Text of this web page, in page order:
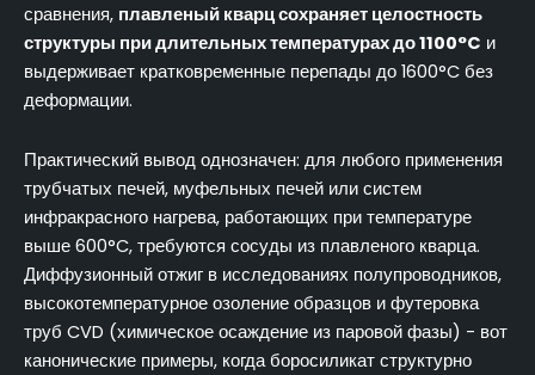
сравнения, плавленый кварц сохраняет целостность
структуры при длительных температурах до 1100°C и
выдерживает кратковременные перепады до 1600°C без
деформации.
Практический вывод однозначен: для любого применения
трубчатых печей, муфельных печей или систем
инфракрасного нагрева, работающих при температуре
выше 600°C, требуются сосуды из плавленого кварца.
Диффузионный отжиг в исследованиях полупроводников,
высокотемпературное озоление образцов и футеровка
труб CVD (химическое осаждение из паровой фазы) - вот
канонические примеры, когда боросиликат структурно